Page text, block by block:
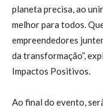
planeta precisa, ao
melhor para todos.
empreendedores
da transformação”,
Impactos Positivos.
Ao final do evento,